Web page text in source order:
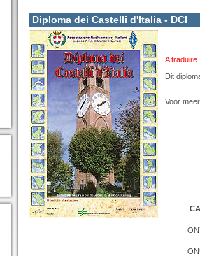
Diploma dei Castelli d'Italia - DCI
A traduire
Dit
Voor